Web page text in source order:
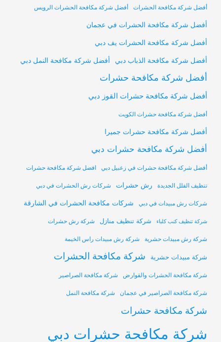
أفضل شركة مكافحة الحشرات أفضل شركة مكافحة الحشرات الرويس
أفضل شركة مكافحة الحشرات في عجمان
أفضل شركة مكافحة الحشرات يف دبي
أفضل شركة مكافحة الذباب دبي أفضل شركة مكافحة النمل دبي
أفضل شركة مكافحة حشرات
أفضل شركة مكافحة حشرات القوز دبي
أفضل شركة مكافحة حشرات الكويت
أفضل شركة مكافحة حشرات جميرا
أفضل شركة مكافحة حشرات دبي
أفضل شركة مكافحة حشرات في زعبيل دبي افضل شركة مكافحة حشرات
تنظيف الفلل الجديدة رش حشرات شركات رش الحشرات في دبي
شركات رش مبيدات في دبي شركات مكافحة الحشرات في الشارقة
شركة تنظيف كنب كلباء شركة تنظيف منازل شركة رش حشرات
شركة رش مبيدات حشرية شركة رش مبيدات راس الخيمة
شركة مبيدات حشرية شركة مكافحة الحشرات
شركة مكافحة الحشرات والقوارض شركة مكافحة الصراصير
شركة مكافحة الصراصير في عجمان شركة مكافحة النمل
شركة مكافحة حشرات
شركة مكافحة حشرات دبي